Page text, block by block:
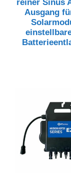
reiner Sinus
Ausgang